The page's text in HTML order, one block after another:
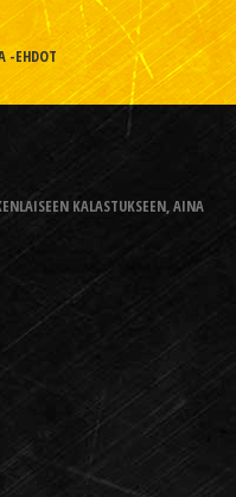
-EHDOT
KALASTUKSEEN, AINA